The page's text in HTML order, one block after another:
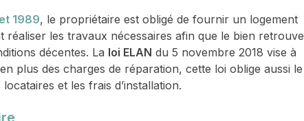
1989, le propriétaire est obligé de fournir un logement
réaliser les travaux nécessaires afin que le bien retrouve
décentes. La loi ELAN du 5 novembre 2018 vise à
plus des charges de réparation, cette loi oblige aussi le
et les frais d’installation.